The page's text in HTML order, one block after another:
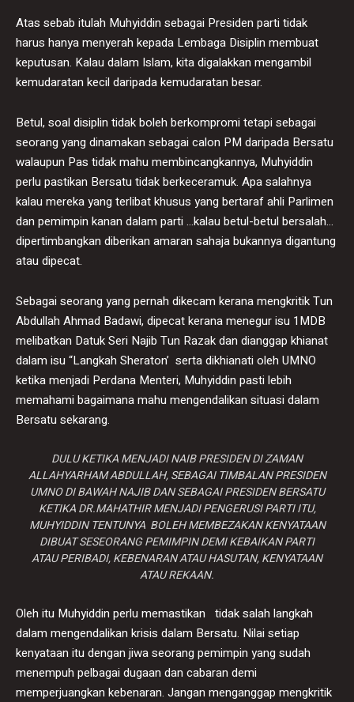
Atas sebab itulah Muhyiddin sebagai Presiden parti tidak
harus hanya menyerah kepada Lembaga Disiplin membuat
keputusan. Kalau dalam Islam, kita digalakkan mengambil
kemudaratan kecil daripada kemudaratan besar.
Betul, soal disiplin tidak boleh berkompromi tetapi sebagai
seorang yang dinamakan sebagai calon PM daripada Bersatu
walaupun Pas tidak mahu membincangkannya, Muhyiddin
perlu pastikan Bersatu tidak berkeceramuk. Apa salahnya
kalau mereka yang terlibat khusus yang bertaraf ahli Parlimen
dan pemimpin kanan dalam parti …kalau betul-betul bersalah…
dipertimbangkan diberikan amaran sahaja bukannya digantung
atau dipecat.
Sebagai seorang yang pernah dikecam kerana mengkritik Tun
Abdullah Ahmad Badawi, dipecat kerana menegur isu 1MDB
melibatkan Datuk Seri Najib Tun Razak dan dianggap khianat
dalam isu “Langkah Sheraton’ serta dikhianati oleh UMNO
ketika menjadi Perdana Menteri, Muhyiddin pasti lebih
memahami bagaimana mahu mengendalikan situasi dalam
Bersatu sekarang.
DULU KETIKA MENJADI NAIB PRESIDEN DI ZAMAN
ALLAHYARHAM ABDULLAH, SEBAGAI TIMBALAN PRESIDEN
UMNO DI BAWAH NAJIB DAN SEBAGAI PRESIDEN BERSATU
KETIKA DR.MAHATHIR MENJADI PENGERUSI PARTI ITU,
MUHYIDDIN TENTUNYA BOLEH MEMBEZAKAN KENYATAAN
DIBUAT SESEORANG PEMIMPIN DEMI KEBAIKAN PARTI
ATAU PERIBADI, KEBENARAN ATAU HASUTAN, KENYATAAN
ATAU REKAAN.
Oleh itu Muhyiddin perlu memastikan tidak salah langkah
dalam mengendalikan krisis dalam Bersatu. Nilai setiap
kenyataan itu dengan jiwa seorang pemimpin yang sudah
menempuh pelbagai dugaan dan cabaran demi
memperjuangkan kebenaran. Jangan menganggap mengkritik